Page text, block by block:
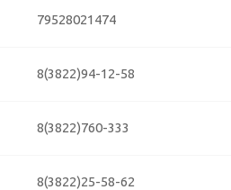
79528021474
8(3822)94-12-58
8(3822)760-333
8(3822)25-58-62